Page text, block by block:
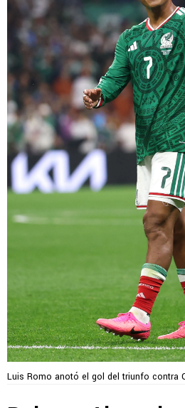
Luis Romo anotó el gol del triunfo contra